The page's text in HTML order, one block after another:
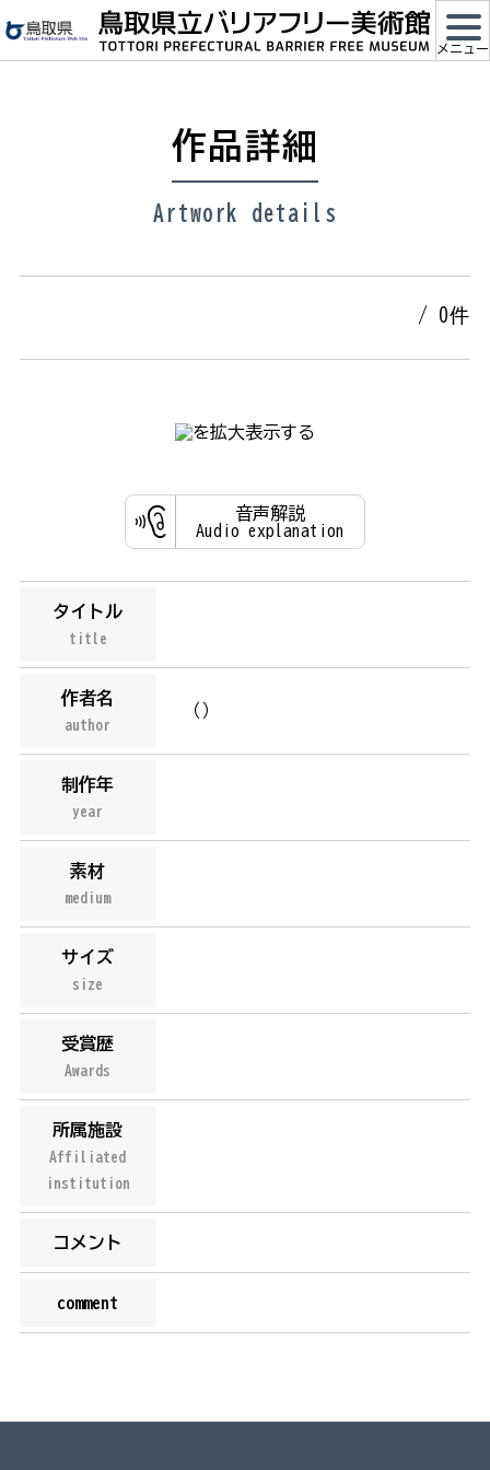
イ
ン
メニュー
作品詳細
Artwork details
/ 0件
音声解説
Audio explanation
タイトル
title
作者名
author
（ ）
制作年
year
素材
medium
サイズ
size
受賞歴
Awards
所属施設
Affiliated
institution
コメント
comment